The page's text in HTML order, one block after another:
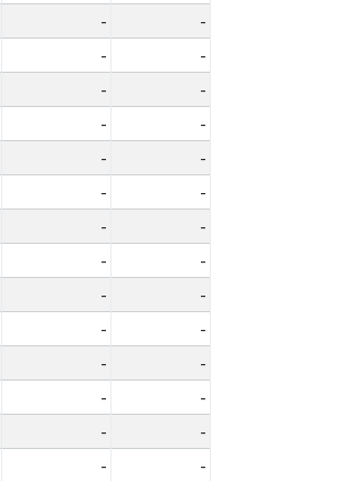
-
-
-
-
-
-
-
-
-
-
-
-
-
-
-
-
-
-
-
-
-
-
-
-
-
-
-
-